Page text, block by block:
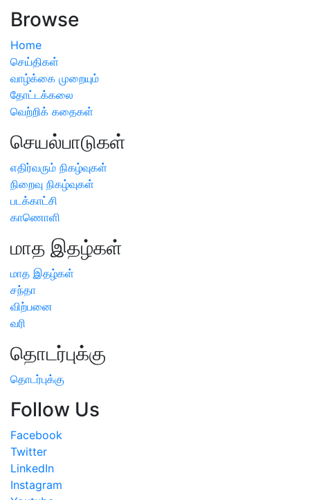
Browse
Home
செய்திகள்
வாழ்க்கை முறையும்
தோட்டக்கலை
வெற்றிக் கதைகள்
செயல்பாடுகள்
எதிர்வரும் நிகழ்வுகள்
நிறைவு நிகழ்வுகள்
படக்காட்சி
காணொளி
மாத இதழ்கள்
மாத இதழ்கள்
சந்தா
விற்பனை
வரி
தொடர்புக்கு
தொடர்புக்கு
Follow Us
Facebook
Twitter
LinkedIn
Instagram